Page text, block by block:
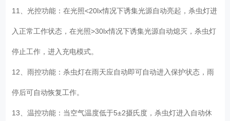
11、光控功能：在光照<20lx情况下诱集光源自动亮起，杀虫灯进
入正常工作状态，在光照>30lx情况下诱集光源自动熄灭，杀虫灯
停止工作，进入充电模式。
12、雨控功能：杀虫灯在雨天应自动即可自动进入保护状态，雨
停后可自动恢复工作。
13、温控功能：当空气温度低于5±2摄氏度，杀虫灯进入自动休